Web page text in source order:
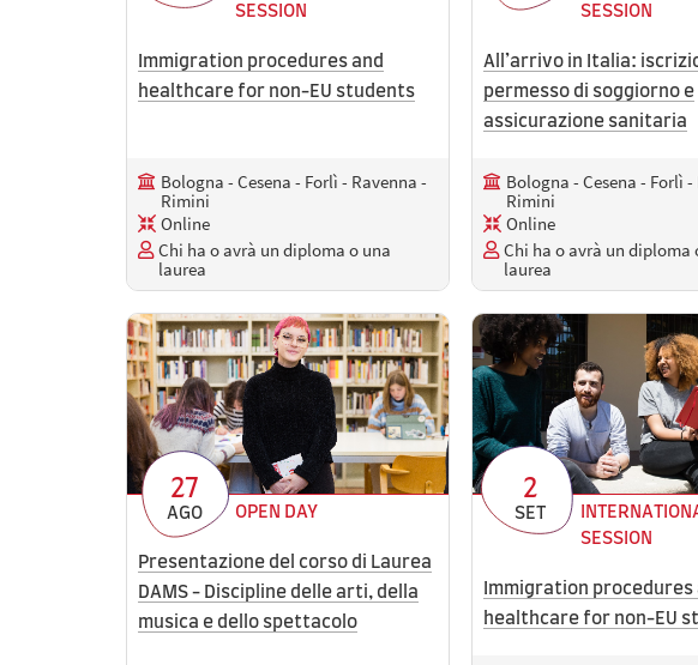
SESSION
Immigration procedures and
healthcare for non-EU students
Bologna - Cesena - Forlì - Ravenna -
Rimini
Online
Chi ha o avrà un diploma o una
laurea
SESSION
All’arrivo in Italia:
permesso di soggiorno e
assicurazione sanitaria
Bologna - Cesena - Forlì -
Rimini
Online
Chi ha o avrà un diploma
laurea
27
AGO OPEN DAY
Presentazione del corso di Laurea
DAMS - Discipline delle arti, della
musica e dello spettacolo
2
SET
SESSION
Immigration procedures
healthcare for non-EU